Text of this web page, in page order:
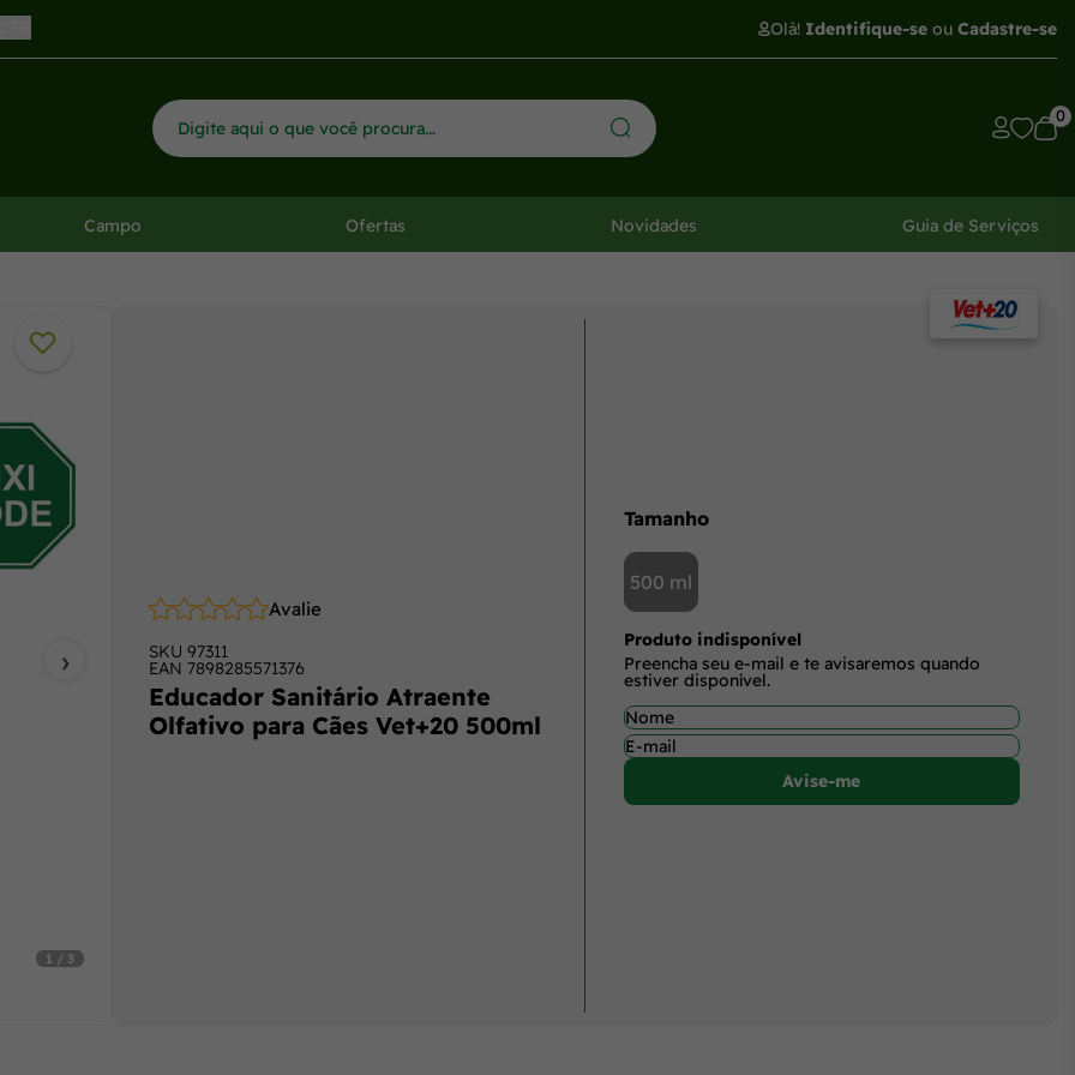
Olá! Identifique-se ou Cadastre-se
0
Campo Ofertas Novidades Guia de Serviços
›
1 / 3
Avalie
SKU 97311
EAN 7898285571376
Educador Sanitário Atraente
Olfativo para Cães Vet+20 500ml
Tamanho
500 ml
Produto indisponível
Preencha seu e-mail e te avisaremos quando
estiver disponível.
Avise-me